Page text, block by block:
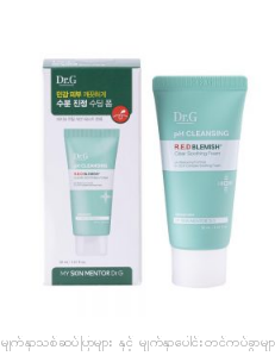
မျက်နှာသစ်ဆပ်ပြာများ နှင့် မျက်နှာပေါင်းတင်ကပ်ခွာမျာ